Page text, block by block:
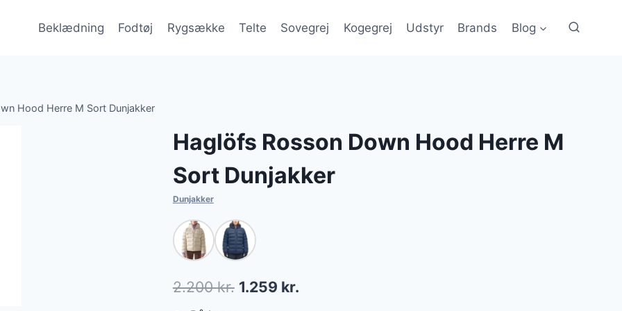
Beklædning Fodtøj Rygsække Telte Sovegrej Kogegrej Udstyr Brands Blog
Hood Herre M Sort Dunjakker
Haglöfs Rosson Down Hood Herre M
Sort Dunjakker
Dunjakker
2.200kr. Den
1.259 kr.Den